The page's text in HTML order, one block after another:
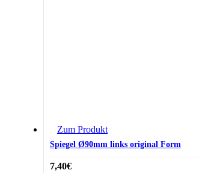
Zum Produkt
Spiegel Ø90mm links original Form
7,40€